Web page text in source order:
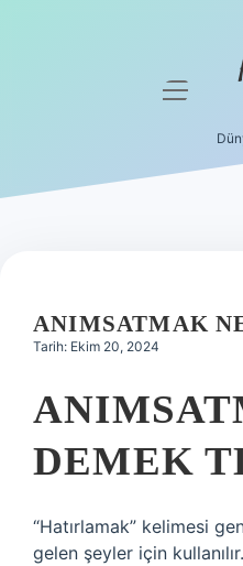
Hakkımızda
menüyü
ANIMSATMAK
Tarih: Ekim 20, 2024
DEMEK
“Hatırlamak” kelimesi
gelen şeyler için